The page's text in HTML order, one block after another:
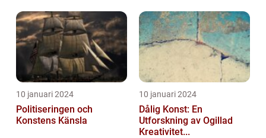
10 januari 2024
Politiseringen och
Konstens Känsla
10 januari 2024
Dålig Konst: En
Utforskning av Ogillad
Kreativitet...